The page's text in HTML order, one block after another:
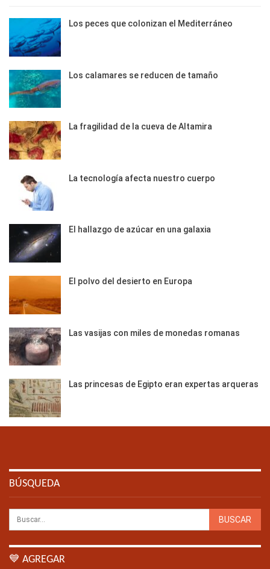
Los peces que colonizan el Mediterráneo
Los calamares se reducen de tamaño
La fragilidad de la cueva de Altamira
La tecnología afecta nuestro cuerpo
El hallazgo de azúcar en una galaxia
El polvo del desierto en Europa
Las vasijas con miles de monedas romanas
Las princesas de Egipto eran expertas arqueras
BÚSQUEDA
💙 AGREGAR